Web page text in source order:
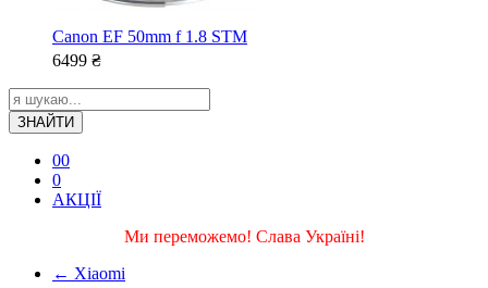
Canon EF 50mm f 1.8 STM
6499 ₴
ЗНАЙТИ
00
0
АКЦІЇ
Ми переможемо! Слава Україні!
← Xiaomi